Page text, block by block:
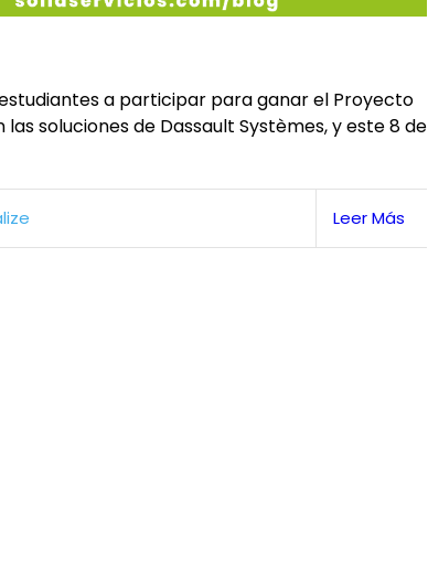
estudiantes a participar para ganar el Proyecto
soluciones de Dassault Systèmes, y este 8 de
Leer Más